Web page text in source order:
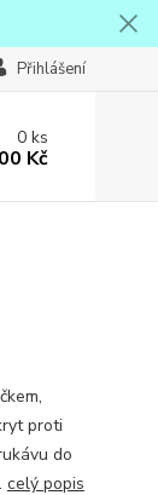
Přihlášení
0ks
Kč
proti
do
celý popis